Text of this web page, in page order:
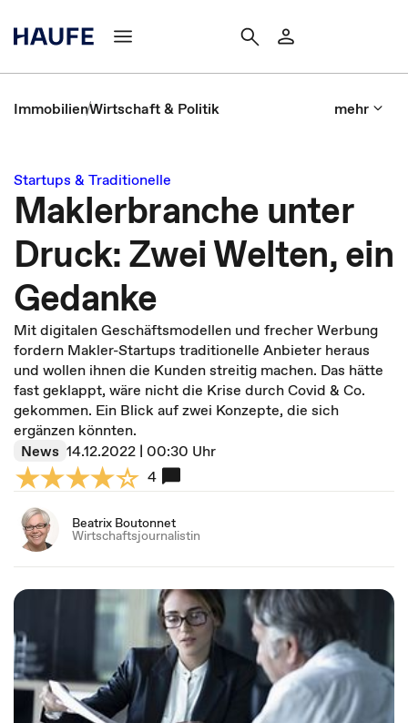
ImmobilienWirtschaft & Politik mehr
Startups & Traditionelle
Maklerbranche unter
Druck: Zwei Welten, ein
Gedanke
Mit digitalen Geschäftsmodellen und frecher Werbung
fordern Makler-Startups traditionelle Anbieter heraus
und wollen ihnen die Kunden streitig machen. Das hätte
fast geklappt, wäre nicht die Krise durch Covid & Co.
gekommen. Ein Blick auf zwei Konzepte, die sich
ergänzen könnten.
News 14.12.2022 | 00:30 Uhr
4
Beatrix Boutonnet
Wirtschaftsjournalistin